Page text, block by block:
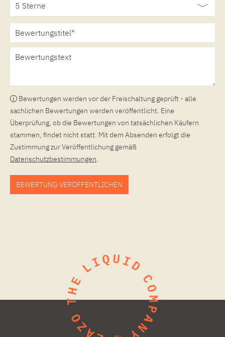
Bewertungen werden vor der Freischaltung geprüft - alle
sachlichen Bewertungen werden veröffentlicht. Eine
Überprüfung, ob die Bewertungen von tatsächlichen Käufern
stammen, findet nicht statt. Mit dem Absenden erfolgt die
Zustimmung zur Veröffentlichung gemäß
Datenschutzbestimmungen.
BEWERTUNG VERÖFFENTLICHEN